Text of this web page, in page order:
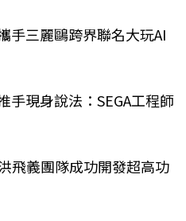
手三麗鷗跨界聯名大玩AI
手現身說法：SEGA工程師
飛義團隊成功開發超高功